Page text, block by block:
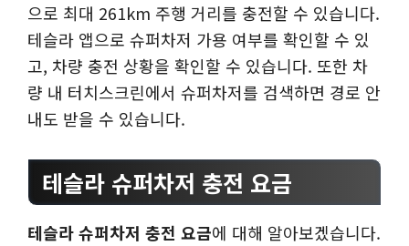
으로 최대 261km 주행 거리를 충전할 수 있습니다.
테슬라 앱으로 슈퍼차저 가용 여부를 확인할 수 있
고, 차량 충전 상황을 확인할 수 있습니다. 또한 차
량 내 터치스크린에서 슈퍼차저를 검색하면 경로 안
내도 받을 수 있습니다.
테슬라 슈퍼차저 충전 요금
테슬라 슈퍼차저 충전 요금에 대해 알아보겠습니다.